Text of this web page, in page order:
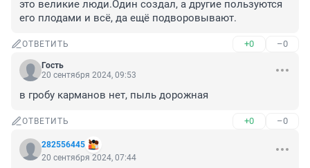
это великие люди.Один создал, а другие пользуются
его плодами и всё, да ещё подворовывают.
ОТВЕТИТЬ +0 –0
Гость
20 сентября 2024, 09:53
в гробу карманов нет, пыль дорожная
ОТВЕТИТЬ +0 –0
282556445
20 сентября 2024, 07:44